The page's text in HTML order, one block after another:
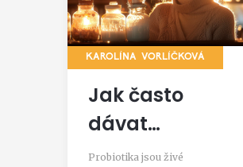
KAROLÍNA VORLÍČKOVÁ
Jak často
dávat
probiotika pro
Probiotika jsou živé